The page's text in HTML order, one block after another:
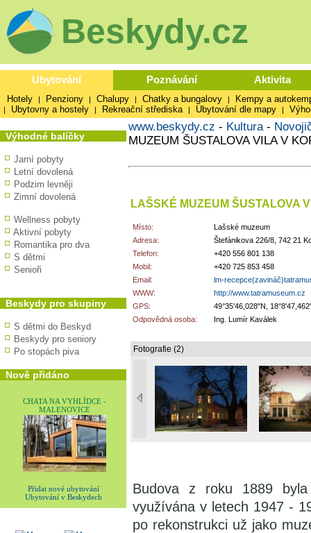
Beskydy.cz
Ubytování Poznávání Aktivita
Hotely | Penziony | Chalupy | Chatky a bungalovy | Kempy a
| Ubytovny a hostely | Rekreační střediska | Ubytování dle mapy |
Výhodné balíčky
Jarní pobyty
Letní dovolená
Podzim levněji
Zimní dovolená
Wellness pobyty
Aktivní pobyty
Romantika pro dva
S dětmi
Senioři
Beskydy pro skupiny
S dětmi do Beskyd
Beskydy pro seniory
Po stopách piva
Nově přidáno
CHATA NA VYHLÍDCE -
MALENOVICE
Přidat nové ubytování
Ubytování v Beskydech
www.beskydy.cz - Kultura-
MUZEUM ŠUSTALOVA VILA V
LAŠSKÉ MUZEUM ŠUSTALOVA
Místo:
Lašské muzeum
Adresa:
Štefánikova 226/8, 742 21
Telefon:
+420 556 801 138
Mobil:
+420 725 853 458
Email:
lm-
WWW:
http://www.tatramuseum.cz
GPS:
49°35'46,028"N,
Odpovědná osoba:
Ing. Lumír Kaválek
Fotografie (2)
Budova z roku 1889
využívána v letech 1947 -
po rekonstrukci už jako